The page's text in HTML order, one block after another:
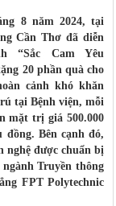
8 năm 2024, tại
Cần Thơ đã diễn
“Sắc Cam Yêu
20 phần quà cho
cảnh khó khăn
tại Bệnh viện, mỗi
mặt trị giá 500.000
Bên cạnh đó,
nghệ được chuẩn bị
Truyền thông
FPT Polytechnic